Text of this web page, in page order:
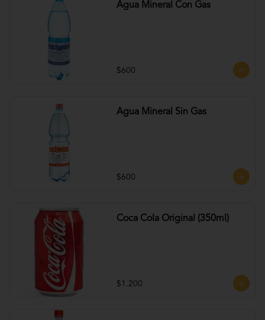
Agua Mineral Con Gas
$600
Agua Mineral Sin Gas
$600
Coca Cola Original (350ml)
$1.200